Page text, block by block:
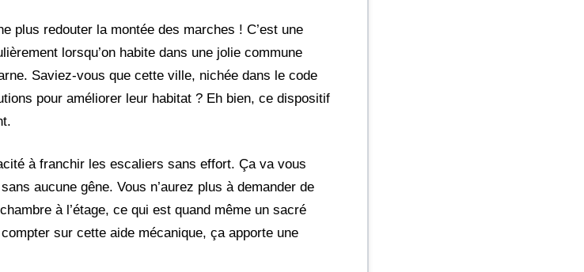
plus redouter la montée des marches ! C’est une
lorsqu’on habite dans une jolie commune
Saviez-vous que cette ville, nichée dans le code
pour améliorer leur habitat ? Eh bien, ce dispositif
à franchir les escaliers sans effort. Ça va vous
aucune gêne. Vous n’aurez plus à demander de
à l’étage, ce qui est quand même un sacré
sur cette aide mécanique, ça apporte une